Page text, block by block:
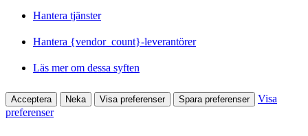
Hantera tjänster
Hantera {vendor_count}-leverantörer
Läs mer om dessa syften
Acceptera Neka Visa preferenser Spara preferenser
Visa
preferenser